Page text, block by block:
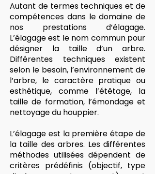
Autant de termes techniques et de
compétences dans le domaine de
nos prestations d’élagage.
L’élagage est le nom commun pour
désigner la taille d’un arbre.
Différentes techniques existent
selon le besoin, l’environnement de
l’arbre, le caractère pratique ou
esthétique, comme l’étêtage, la
taille de formation, l’émondage et
nettoyage du houppier.
L’élagage est la première étape de
la taille des arbres. Les différentes
méthodes utilisées dépendent de
critères prédéfinis (objectif, type